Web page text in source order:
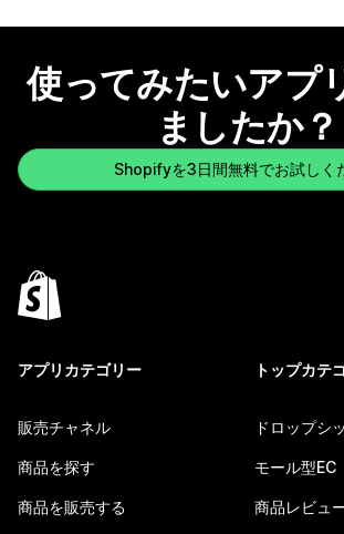
使ってみたいアプ
ましたか？
Shopifyを3日間無料でお試しく
アプリカテゴリー
販売チャネル
商品を探す
商品を販売する
トップカテ
ドロップシ
モール型EC
商品レビュ